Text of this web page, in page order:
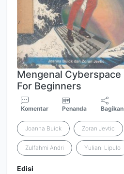
Mengenal Cyberspace
For Beginners
Komentar Penanda Bagikan
Joanna Buick Zoran Jevtic
Zulfahmi Andri Yuliani Lipulo
Edisi